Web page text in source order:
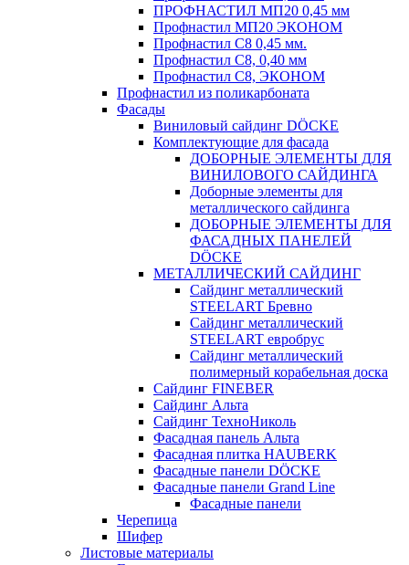
ПРОФНАСТИЛ МП20 0,45 мм
Профнастил МП20 ЭКОНОМ
Профнастил С8 0,45 мм.
Профнастил С8, 0,40 мм
Профнастил С8, ЭКОНОМ
Профнастил из поликарбоната
Фасады
Виниловый сайдинг DÖCKE
Комплектующие для фасада
ДОБОРНЫЕ ЭЛЕМЕНТЫ ДЛЯ
ВИНИЛОВОГО САЙДИНГА
Доборные элементы для
металлического сайдинга
ДОБОРНЫЕ ЭЛЕМЕНТЫ ДЛЯ
ФАСАДНЫХ ПАНЕЛЕЙ
DÖCKE
МЕТАЛЛИЧЕСКИЙ САЙДИНГ
Сайдинг металлический
STEELART Бревно
Сайдинг металлический
STEELART евробрус
Сайдинг металлический
полимерный корабельная доска
Сайдинг FINEBER
Сайдинг Альта
Сайдинг ТехноНиколь
Фасадная панель Альта
Фасадная плитка HAUBERK
Фасадные панели DÖCKE
Фасадные панели Grand Line
Фасадные панели
Черепица
Шифер
Листовые материалы